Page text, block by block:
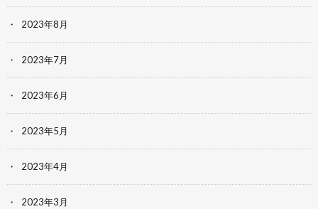
2023年8月
2023年7月
2023年6月
2023年5月
2023年4月
2023年3月